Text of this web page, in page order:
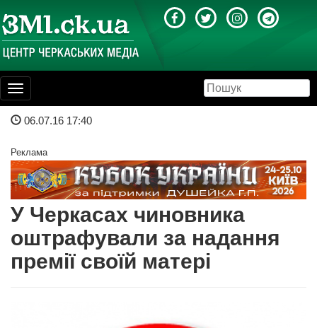
Toggle
navigation
06.07.16 17:40
Реклама
У Черкасах чиновника
оштрафували за надання
премії своїй матері